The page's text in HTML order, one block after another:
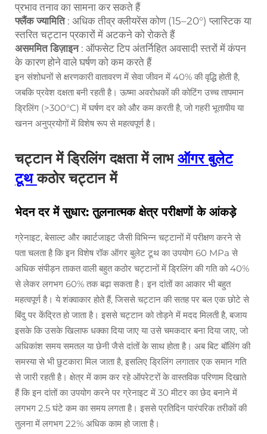
प्रभाव तनाव का सामना कर सकते हैं
फ्लैंक ज्यामिति : अधिक तीव्र क्लीयरेंस कोण (15–20°) प्लास्टिक या
स्तरित चट्टान प्रकारों में अटकने को रोकते हैं
असममित डिज़ाइन : ऑफसेट टिप अंतर्निहित अवसादी स्तरों में कंपन
के कारण होने वाले घर्षण को कम करते हैं
इन संशोधनों से क्षरणकारी वातावरण में सेवा जीवन में 40% की वृद्धि होती है,
जबकि प्रवेश दक्षता बनी रहती है। ऊष्मा अवरोधकों की कोटिंग उच्च तापमान
ड्रिलिंग (>300°C) में घर्षण दर को और कम करती है, जो गहरी भूतापीय या
खनन अनुप्रयोगों में विशेष रूप से महत्वपूर्ण है।
चट्टान में ड्रिलिंग दक्षता में लाभ ऑगर बुलेट
टूथकठोर चट्टान में
भेदन दर में सुधार: तुलनात्मक क्षेत्र परीक्षणों के आंकड़े
ग्रेनाइट, बेसाल्ट और क्वार्टजाइट जैसी विभिन्न चट्टानों में परीक्षण करने से
पता चलता है कि इन विशेष रॉक ऑगर बुलेट टूथ का उपयोग 60 MPa से
अधिक संपीड़न ताकत वाली बहुत कठोर चट्टानों में ड्रिलिंग की गति को 40%
से लेकर लगभग 60% तक बढ़ा सकता है। इन दांतों का आकार भी बहुत
महत्वपूर्ण है। ये शंक्वाकार होते हैं, जिससे चट्टान की सतह पर बल एक छोटे से
बिंदु पर केंद्रित हो जाता है। इससे चट्टान को तोड़ने में मदद मिलती है, बजाय
इसके कि उसके खिलाफ धक्का दिया जाए या उसे चमकदार बना दिया जाए, जो
अधिकांश समय समतल या छेनी जैसे दांतों के साथ होता है। अब बिट बॉलिंग की
समस्या से भी छुटकारा मिल जाता है, इसलिए ड्रिलिंग लगातार एक समान गति
से जारी रहती है। क्षेत्र में काम कर रहे ऑपरेटरों के वास्तविक परिणाम दिखाते
हैं कि इन दांतों का उपयोग करने पर ग्रेनाइट में 30 मीटर का छेद बनाने में
लगभग 2.5 घंटे कम का समय लगता है। इससे प्रतिदिन पारंपरिक तरीकों की
तुलना में लगभग 22% अधिक काम हो जाता है।